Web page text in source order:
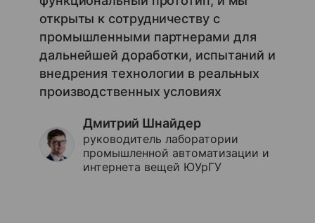
открыты к сотрудничеству с
промышленными партнерами для
дальнейшей доработки, испытаний и
внедрения технологии в реальных
производственных условиях
Дмитрий Шнайдер
руководитель лаборатории
промышленной автоматизации и
интернета вещей ЮУрГУ